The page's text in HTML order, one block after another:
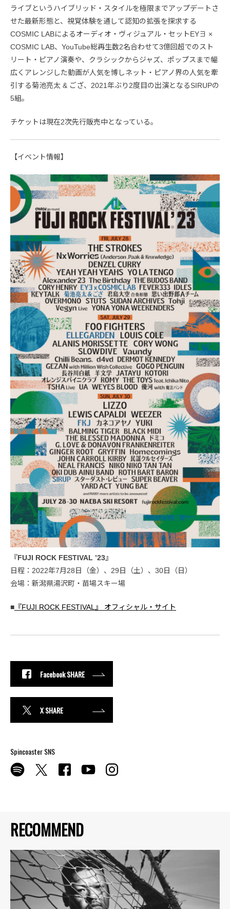
RECOMMEND
ライブというハイブリッド・スタイルを極限までアップデートさ
せた最新形態と、視覚体験を通して認知の拡張を探求する
COSMIC LABによるオーディオ・ヴィジュアル・セットEY∃ ×
COSMIC LAB、YouTube総再生数2名合わせて3億回超でのスト
リート・ピアノ演奏や、クラシックからジャズ、ポップスまで幅
広くアレンジした動画が人気を博しネット・ピアノ界の人気を牽
引する菊池亮太 & ござ、2021年ぶり2度目の出演となるSIRUPの
5組。
チケットは現在2次先行販売中となっている。
【イベント情報】
『FUJI ROCK FESTIVAL ’23』
日程：2022年7月28日（金）、29日（土）、30日（日）
会場：新潟県湯沢町・苗場スキー場
■ 『FUJI ROCK FESTIVAL』 オフィシャル・サイト
Facebook SHARE
X SHARE
Spincoaster SNS